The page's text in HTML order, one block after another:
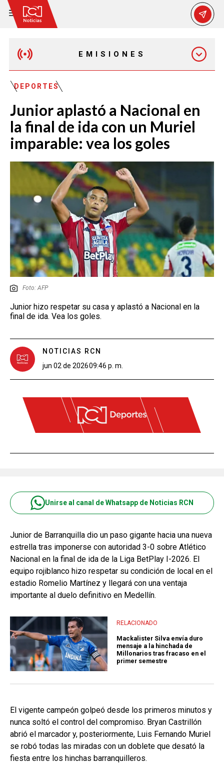
EMISIONES
EMISIÓN 12:30 PM
EMISIÓN 7:00 PM
EMISIÓN 11:30 PM
DEPORTES
Junior aplastó a Nacional en
la final de ida con un Muriel
imparable: vea los goles
Foto: AFP
Junior hizo respetar su casa y aplastó a Nacional en la
final de ida. Vea los goles.
NOTICIAS RCN
jun 02 de 202609:46 p. m.
Unirse al canal de Whatsapp de Noticias RCN
Junior de Barranquilla dio un paso gigante hacia una nueva
estrella tras imponerse con autoridad 3-0 sobre Atlético
Nacional en la final de ida de la Liga BetPlay I-2026. El
equipo rojiblanco hizo respetar su condición de local en el
estadio Romelio Martínez y llegará con una ventaja
importante al duelo definitivo en Medellín.
RELACIONADO
Mackalister Silva envía duro
mensaje a la hinchada de
Millonarios tras fracaso en el
primer semestre
El vigente campeón golpeó desde los primeros minutos y
nunca soltó el control del compromiso. Bryan Castrillón
abrió el marcador y, posteriormente, Luis Fernando Muriel
se robó todas las miradas con un doblete que desató la
fiesta entre los hinchas barranquilleros.